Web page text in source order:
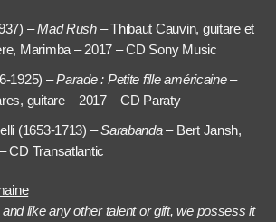
–Mad Rush– Thibaut Cauvin, guitare et
Marimba – 2017 – CD Sony Music
1925) –Parade : Petite fille américaine–
guitare – 2017 – CD Paraty
(1653-1713) –Sarabanda– Bert Jansh,
CD Transatlantic
like any other talent or gift, we possess it